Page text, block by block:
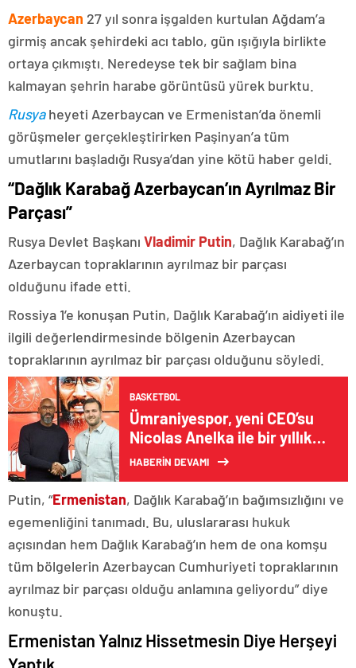
Azerbaycan 27 yıl sonra işgalden kurtulan Ağdam’a
girmiş ancak şehirdeki acı tablo, gün ışığıyla birlikte
ortaya çıkmıştı. Neredeyse tek bir sağlam bina
kalmayan şehrin harabe görüntüsü yürek burktu.
Rusyaheyeti Azerbaycan ve Ermenistan’da önemli
görüşmeler gerçekleştirirken Paşinyan’a tüm
umutlarını başladığı Rusya’dan yine kötü haber geldi.
“Dağlık Karabağ Azerbaycan’ın Ayrılmaz Bir
Parçası”
Rusya Devlet Başkanı Vladimir Putin, Dağlık Karabağ’ın
Azerbaycan topraklarının ayrılmaz bir parçası
olduğunu ifade etti.
Rossiya 1’e konuşan Putin, Dağlık Karabağ’ın aidiyeti ile
ilgili değerlendirmesinde bölgenin Azerbaycan
topraklarının ayrılmaz bir parçası olduğunu söyledi.
BASKETBOL
Ümraniyespor, yeni CEO’su
Nicolas Anelka ile bir yıllık
sözleşme imzaladı
HABERİN DEVAMI
Putin, “Ermenistan, Dağlık Karabağ’ın bağımsızlığını ve
egemenliğini tanımadı. Bu, uluslararası hukuk
açısından hem Dağlık Karabağ’ın hem de ona komşu
tüm bölgelerin Azerbaycan Cumhuriyeti topraklarının
ayrılmaz bir parçası olduğu anlamına geliyordu” diye
konuştu.
Ermenistan Yalnız Hissetmesin Diye Herşeyi
Yaptık